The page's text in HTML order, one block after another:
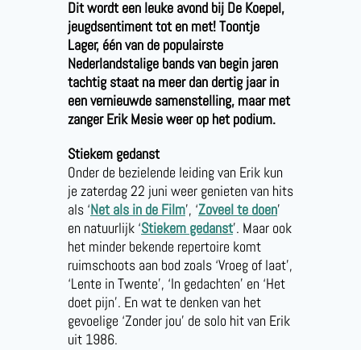
Dit wordt een leuke avond bij De Koepel,
jeugdsentiment tot en met! Toontje
Lager, één van de populairste
Nederlandstalige bands van begin jaren
tachtig staat na meer dan dertig jaar in
een vernieuwde samenstelling, maar met
zanger Erik Mesie weer op het podium.
Stiekem gedanst
Onder de bezielende leiding van Erik kun
je zaterdag 22 juni weer genieten van hits
als ‘Net als in de Film’, ‘Zoveel te doen’
en natuurlijk ‘Stiekem gedanst’. Maar ook
het minder bekende repertoire komt
ruimschoots aan bod zoals ‘Vroeg of laat’,
‘Lente in Twente’, ‘In gedachten’ en ‘Het
doet pijn’. En wat te denken van het
gevoelige ‘Zonder jou’ de solo hit van Erik
uit 1986.